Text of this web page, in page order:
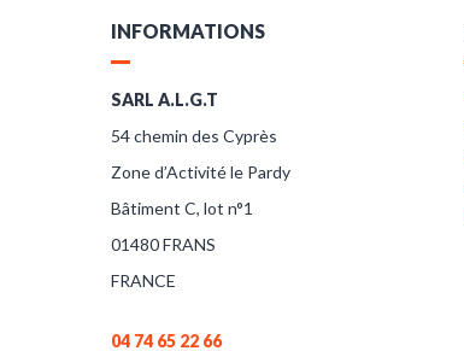
INFORMATIONS
SARL A.L.G.T
54 chemin des Cyprès
Zone d’Activité le Pardy
Bâtiment C, lot n°1
01480 FRANS
FRANCE
04 74 65 22 66